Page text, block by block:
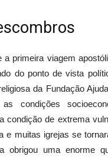
primeira viagem
do ponto de vista
da Fundação
condições
condição de extrema
e muitas igrejas se
obrigou uma enorme